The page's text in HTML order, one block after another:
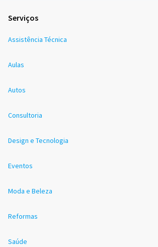
Serviços
Assistência Técnica
Aulas
Autos
Consultoria
Design e Tecnologia
Eventos
Moda e Beleza
Reformas
Saúde